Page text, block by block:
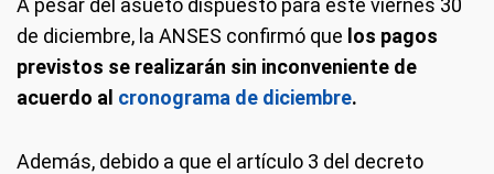
A pesar del asueto dispuesto para este viernes 30
de diciembre, la ANSES confirmó que los pagos
previstos se realizarán sin inconveniente de
acuerdo al cronograma de diciembre.
Además, debido a que el artículo 3 del decreto